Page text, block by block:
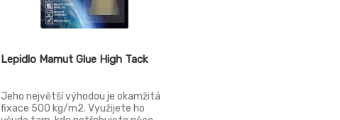
Lepidlo Mamut Glue High Tack
Jeho největší výhodou je okamžitá
fixace 500 kg/m2. Využijete ho